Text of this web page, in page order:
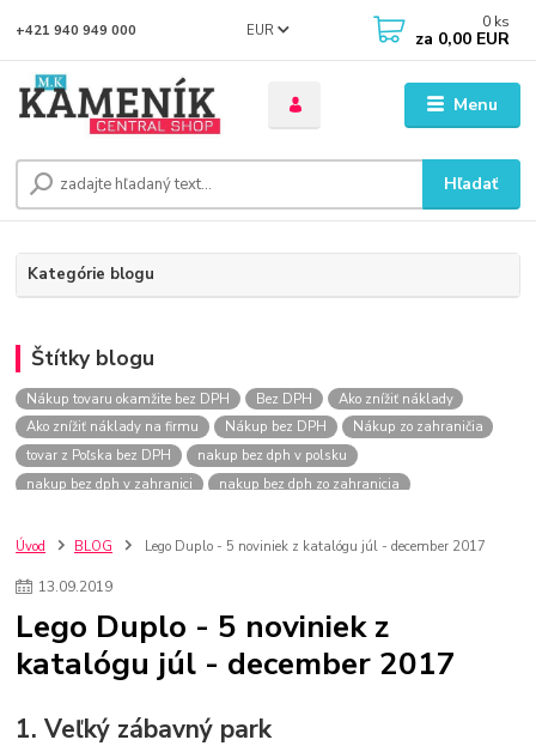
Menu
EUR
Hľadať
+421 940 949 000 0 ks
za 0,00 EUR
Kategórie blogu
Štítky blogu
Nákup tovaru okamžite bez DPH Bez DPH
Ako znížiť náklady
Ako znížiť náklady na firmu
Nákup bez DPH
Nákup zo zahraničia
tovar z Poľska bez DPH
nakup bez dph v polsku
nakup bez dph v zahranici
nakup bez dph zo zahranicia
szco nakup bez dph
Smart hodinky pre deti
Plyšový macovia
Lego Star Wars
Darčeky na Vianoce 2019
Vianočný darček pre dievča do 20€
Darčeky pre dievčatá
Star Wars
Skladačky pre deti
L.O.L. Surprise bábiky
L.O.L. Surprise autíčka
Úvod BLOG Lego Duplo - 5 noviniek z katalógu júl - december 2017
13.09.2019
Lego Duplo - 5 noviniek z
katalógu júl - december 2017
1. Veľký zábavný park